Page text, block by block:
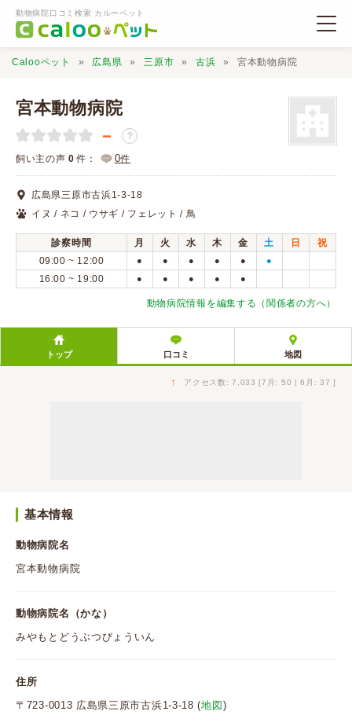
動物病院口コミ検索 カルーペット
動物病院検索
口コミ検索
Calooペットとは？
Calooペット 広島県 三原市 古浜 宮本動物病院
宮本動物病院
－ ？
飼い主の声 0 件： 0件
広島県三原市古浜1-3-18
イヌ / ネコ / ウサギ / フェレット / 鳥
診察時間 月 火 水 木 金 土 日
祝
09:00 ~ 12:00
● ● ● ● ● ●
16:00 ~ 19:00 ● ● ● ● ●
動物病院情報を編集する（関係者の方へ）
トップ 口コミ 地図
↑ アクセス数: 7,033 [7月: 50 | 6月: 37 ]
基本情報
動物病院名
宮本動物病院
動物病院名（かな）
みやもとどうぶつびょういん
住所
〒723-0013 広島県三原市古浜1-3-18 (地図 )